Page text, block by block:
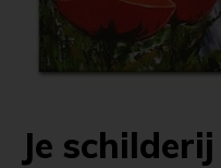
Je schilderij